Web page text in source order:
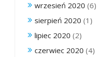
wrzesień 2020 (6)
sierpień 2020 (1)
lipiec 2020 (2)
czerwiec 2020 (4)